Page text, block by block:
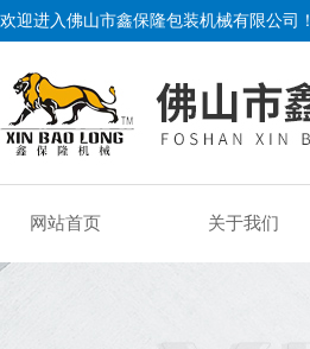
欢迎进入佛山市鑫保隆包装机械有限公司！
网站首页 关于我们